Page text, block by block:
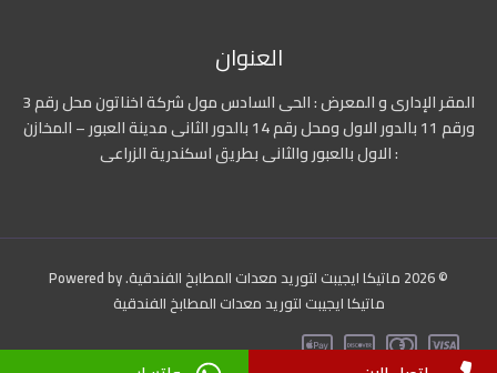
العنوان
المقر الإدارى و المعرض : الحى السادس مول شركة اخناتون محل رقم 3
ورقم 11 بالدور الاول ومحل رقم 14 بالدور الثانى مدينة العبور – المخازن
: الاول بالعبور والثانى بطريق اسكندرية الزراعى
© 2026 ماتيكا ايجيبت لتوريد معدات المطابخ الفندقية. Powered by
ماتيكا ايجيبت لتوريد معدات المطابخ الفندقية